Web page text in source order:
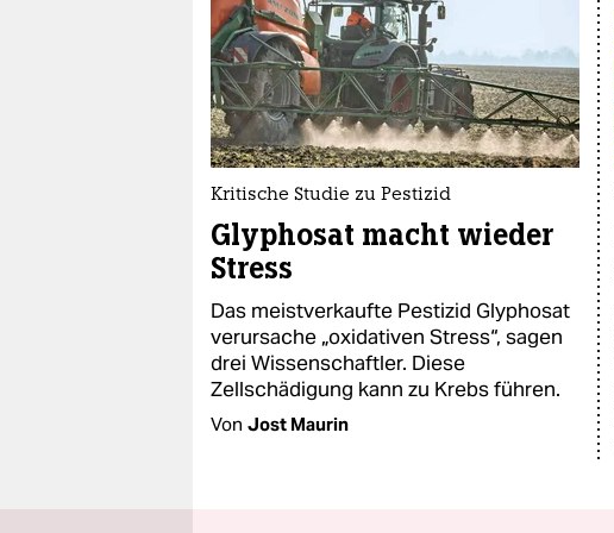
Kritische Studie zu Pestizid
Glyphosat macht wieder
Stress
Das meistverkaufte Pestizid Glyphosat
verursache „oxidativen Stress“, sagen
drei Wissenschaftler. Diese
Zellschädigung kann zu Krebs führen.
Von Jost Maurin